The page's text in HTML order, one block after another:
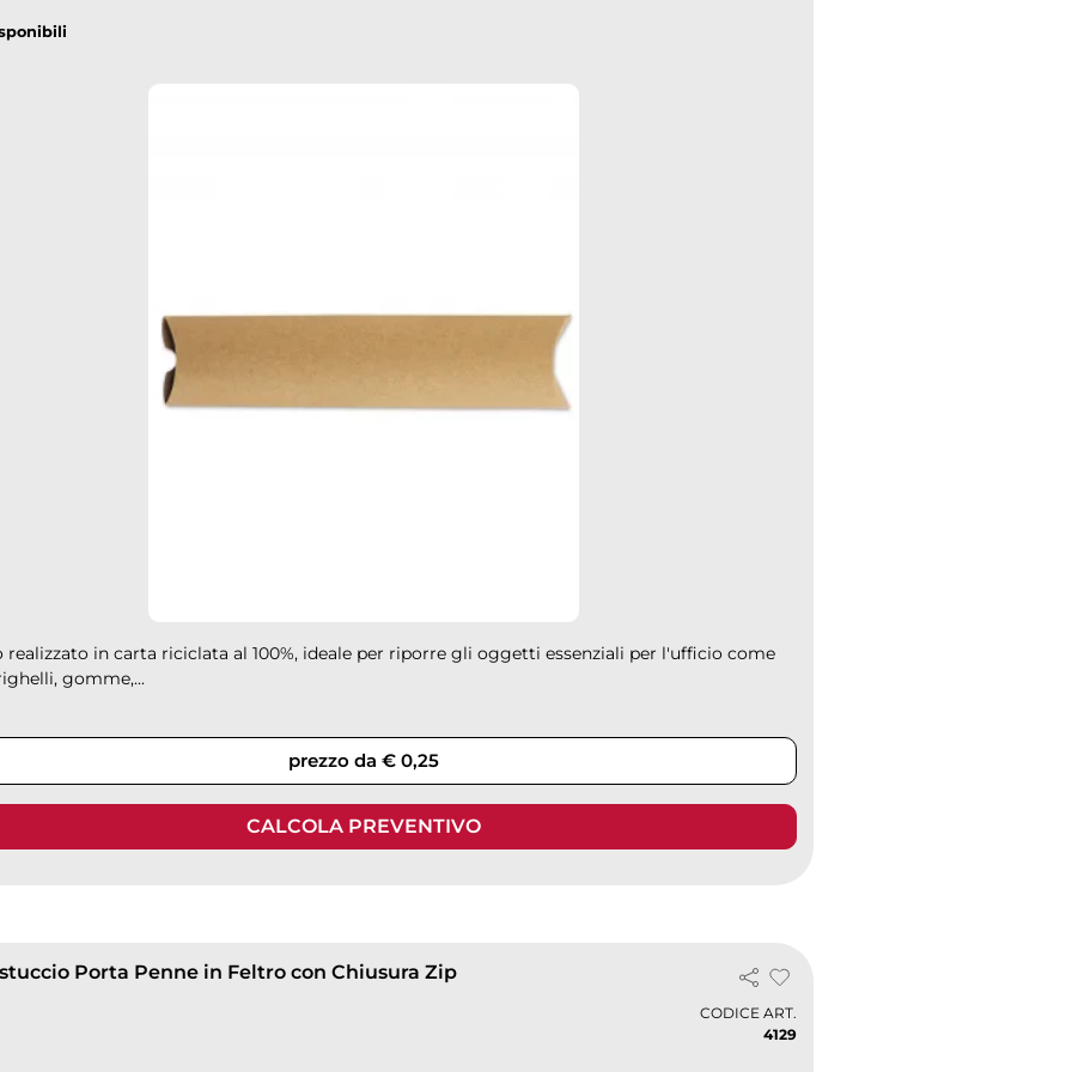
realizzato in carta riciclata al 100%, ideale per riporre gli oggetti essenziali per l'ufficio come
gomme,...
prezzo da € 0,25
CALCOLA PREVENTIVO
Porta Penne in Feltro con Chiusura Zip
CODICE ART.
4129